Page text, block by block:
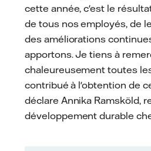
cette année, c'est le
de tous nos employés, de
des améliorations
apportons. Je tiens à
chaleureusement toutes
contribué à l'obtention de
déclare Annika Ramsköld,
développement durable